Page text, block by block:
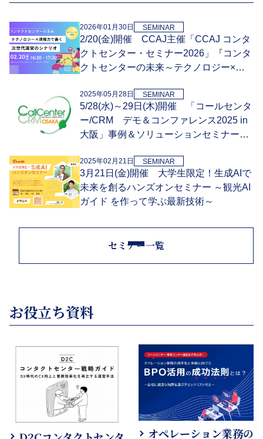
2026年01月30日 SEMINAR
2/20(金)開催 CCAJ主催「CCAJ コンタ
クトセンター・セミナー2026」『コンタ
クトセンターの未来～テクノロジー×現
2025年05月28日 SEMINAR
5/28(水)～29日(木)開催 「コールセンタ
ー/CRM デモ＆コンファレンス2025 in
大阪」事例＆ソリューションセミナーへ
2025年02月21日 SEMINAR
3月21日(金)開催 大学生限定！生成AIで
未来を創るハンズオンセミナー ～観光AI
ガイド を作って学ぶ最新技術～
セミナー一覧
お役立ち資料
オペレーション業務の